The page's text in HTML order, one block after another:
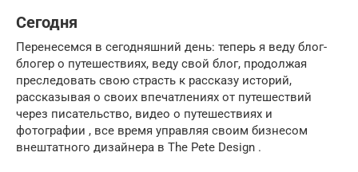
Сегодня
Перенесемся в сегодняшний день: теперь я веду блог-
блогер о путешествиях, веду свой блог, продолжая
преследовать свою страсть к рассказу историй,
рассказывая о своих впечатлениях от путешествий
через писательство, видео о путешествиях и
фотографии , все время управляя своим бизнесом
внештатного дизайнера в The Pete Design .